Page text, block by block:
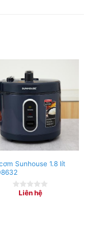
1 nút gạt, có 2
Sunhouse 1.8 lít
Liên hệ